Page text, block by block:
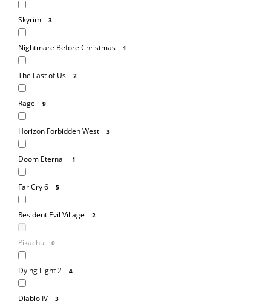
Skyrim 3
Nightmare Before Christmas 1
The Last of Us 2
Rage 9
Horizon Forbidden West 3
Doom Eternal 1
Far Cry 6 5
Resident Evil Village 2
Pikachu 0
Dying Light 2 4
Diablo IV 3